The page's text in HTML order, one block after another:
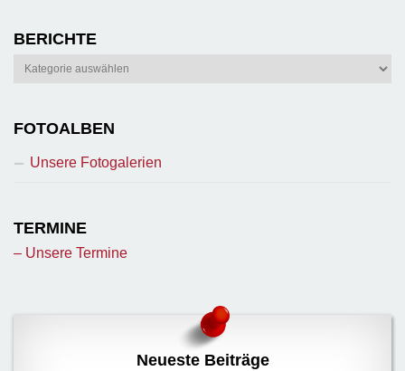
BERICHTE
Berichte
FOTOALBEN
Unsere Fotogalerien
TERMINE
– Unsere Termine
Neueste Beiträge